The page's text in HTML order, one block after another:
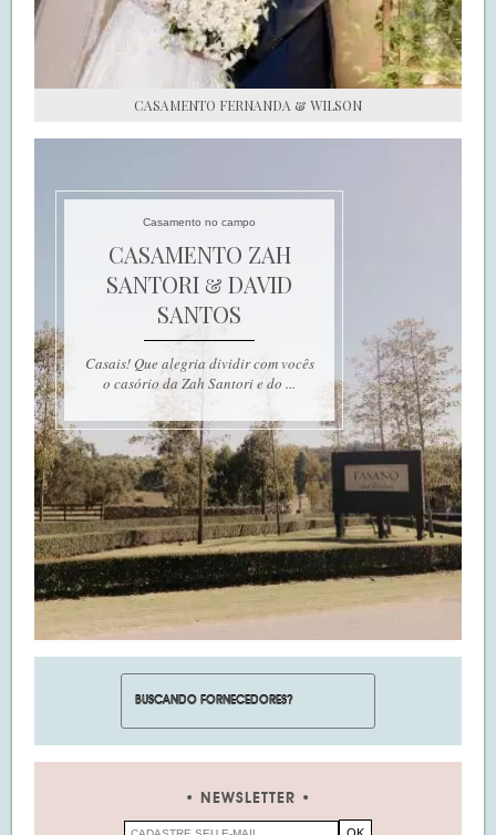
CASAMENTO FERNANDA & WILSON
Casamento no campo
CASAMENTO ZAH
SANTORI & DAVID
SANTOS
Casais! Que alegria dividir com vocês
o casório da Zah Santori e do ...
NEWSLETTER